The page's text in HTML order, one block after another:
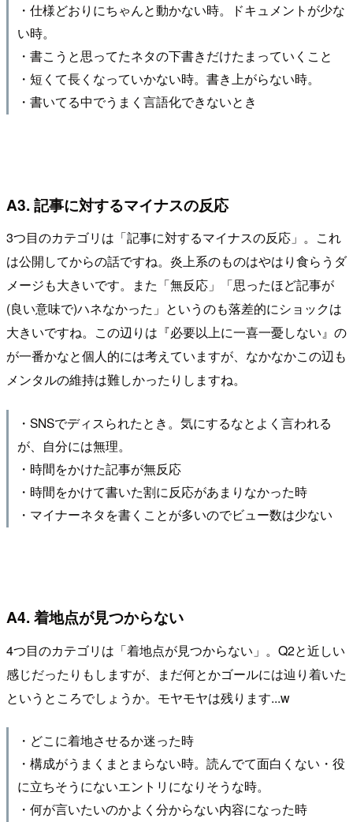
・仕様どおりにちゃんと動かない時。ドキュメントが少な
い時。
・書こうと思ってたネタの下書きだけたまっていくこと
・短くて長くなっていかない時。書き上がらない時。
・書いてる中でうまく言語化できないとき
A3. 記事に対するマイナスの反応
3つ目のカテゴリは「記事に対するマイナスの反応」。これ
は公開してからの話ですね。炎上系のものはやはり食らうダ
メージも大きいです。また「無反応」「思ったほど記事が
(良い意味で)ハネなかった」というのも落差的にショックは
大きいですね。この辺りは『必要以上に一喜一憂しない』の
が一番かなと個人的には考えていますが、なかなかこの辺も
メンタルの維持は難しかったりしますね。
・SNSでディスられたとき。気にするなとよく言われる
が、自分には無理。
・時間をかけた記事が無反応
・時間をかけて書いた割に反応があまりなかった時
・マイナーネタを書くことが多いのでビュー数は少ない
A4. 着地点が見つからない
4つ目のカテゴリは「着地点が見つからない」。Q2と近しい
感じだったりもしますが、まだ何とかゴールには辿り着いた
というところでしょうか。モヤモヤは残ります...w
・どこに着地させるか迷った時
・構成がうまくまとまらない時。読んでて面白くない・役
に立ちそうにないエントリになりそうな時。
・何が言いたいのかよく分からない内容になった時